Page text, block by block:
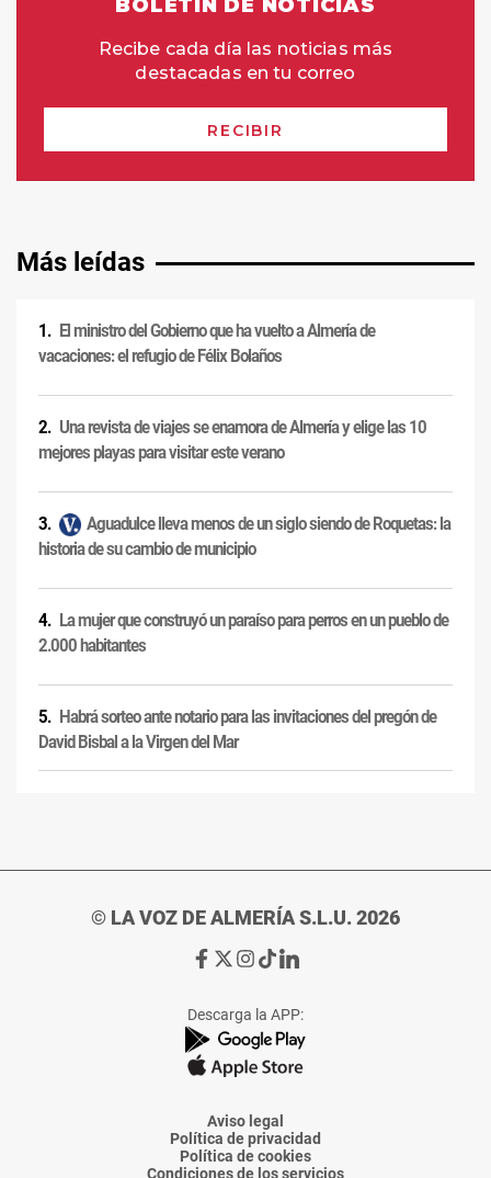
Más leídas
El ministro del Gobierno que ha vuelto a Almería de
vacaciones: el refugio de Félix Bolaños
Una revista de viajes se enamora de Almería y elige las 10
mejores playas para visitar este verano
Aguadulce lleva menos de un siglo siendo de Roquetas: la
historia de su cambio de municipio
La mujer que construyó un paraíso para perros en un pueblo de
2.000 habitantes
Habrá sorteo ante notario para las invitaciones del pregón de
David Bisbal a la Virgen del Mar
© LA VOZ DE ALMERÍA S.L.U. 2026
Ir
de
La
Voz
Almería
Ir
de
La
Voz
Almería
Ir
de
La
Voz
Almería
Ir
de
La
Voz
Almería
Ir
de
La
Voz
Descarga la APP:
Aviso legal
Política de privacidad
Política de cookies
Condiciones de los servicios